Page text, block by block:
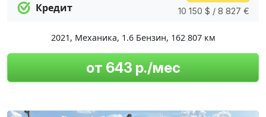
Кредит
10 150 $ / 8 827 €
2021, Механика, 1.6 Бензин, 162 807 км
от 643 р./мес